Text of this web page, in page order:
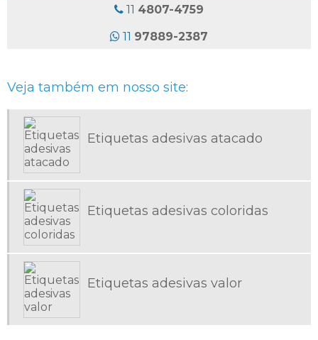
ETIQUETAS ADESIVAS COLORIDAS
ETIQUETAS ADESIVAS PERSONALIZADAS EM ROLO
ETIQUETAS ADESIVAS SAO PAULO
ETIQUETAS ADESIVAS SP
ETIQUETAS ADESIVAS VALOR
ETIQUETAS AUTOCOLANTES
ETIQUETAS EM ROLO
ETIQUETAS PARA ALIMENTOS CONGELADOS
ETIQUETAS PARA BAIXA TEMPERATURA
ETIQUETAS PARA DOCES
11 4807-4759
11 97889-2387
Veja também em nosso site:
Etiquetas adesivas atacado
Etiquetas adesivas coloridas
Etiquetas adesivas valor